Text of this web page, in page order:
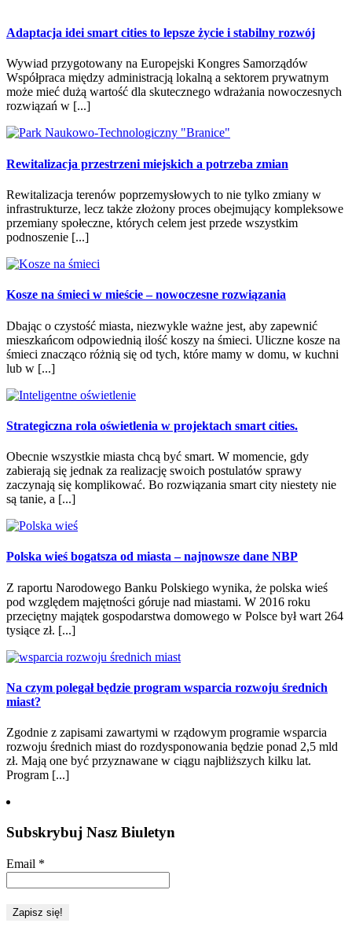
Adaptacja idei smart cities to lepsze życie i stabilny rozwój
Wywiad przygotowany na Europejski Kongres Samorządów
Współpraca między administracją lokalną a sektorem prywatnym
może mieć dużą wartość dla skutecznego wdrażania nowoczesnych
rozwiązań w [...]
Rewitalizacja przestrzeni miejskich a potrzeba zmian
Rewitalizacja terenów poprzemysłowych to nie tylko zmiany w
infrastrukturze, lecz także złożony proces obejmujący kompleksowe
przemiany społeczne, których celem jest przede wszystkim
podnoszenie [...]
Kosze na śmieci w mieście – nowoczesne rozwiązania
Dbając o czystość miasta, niezwykle ważne jest, aby zapewnić
mieszkańcom odpowiednią ilość koszy na śmieci. Uliczne kosze na
śmieci znacząco różnią się od tych, które mamy w domu, w kuchni
lub w [...]
Strategiczna rola oświetlenia w projektach smart cities.
Obecnie wszystkie miasta chcą być smart. W momencie, gdy
zabierają się jednak za realizację swoich postulatów sprawy
zaczynają się komplikować. Bo rozwiązania smart city niestety nie
są tanie, a [...]
Polska wieś bogatsza od miasta – najnowsze dane NBP
Z raportu Narodowego Banku Polskiego wynika, że polska wieś
pod względem majętności góruje nad miastami. W 2016 roku
przeciętny majątek gospodarstwa domowego w Polsce był wart 264
tysiące zł. [...]
Na czym polegał będzie program wsparcia rozwoju średnich
miast?
Zgodnie z zapisami zawartymi w rządowym programie wsparcia
rozwoju średnich miast do rozdysponowania będzie ponad 2,5 mld
zł. Mają one być przyznawane w ciągu najbliższych kilku lat.
Program [...]
Subskrybuj Nasz Biuletyn
Email *